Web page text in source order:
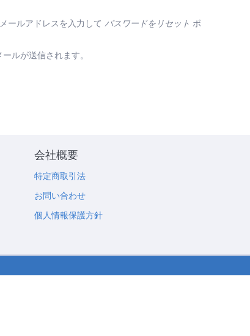
ールアドレスを入力して パスワードをリセット ボ
ルが送信されます。
会社概要
特定商取引法
お問い合わせ
個人情報保護方針